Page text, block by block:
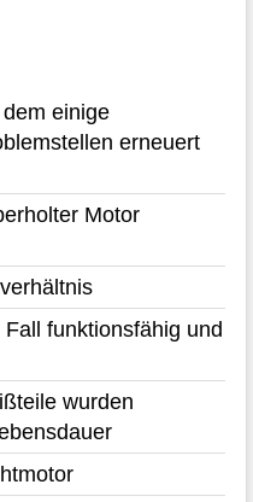
einige
erneuert
Motor
funktionsfähig und
wurden